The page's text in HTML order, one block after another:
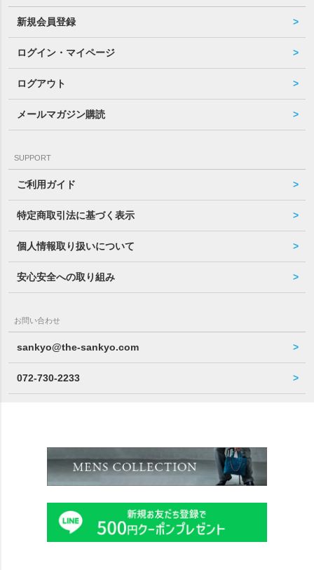
新規会員登録
ログイン・マイページ
ログアウト
メールマガジン購読
SUPPORT
ご利用ガイド
特定商取引法に基づく表示
個人情報取り扱いについて
安心安全への取り組み
お問い合わせ
sankyo@the-sankyo.com
072-730-2233